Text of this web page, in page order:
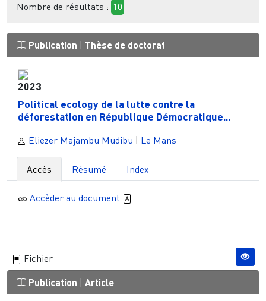
Nombre de résultats : 10
Publication Thèse de doctorat
2023
Political ecology de la lutte contre la
déforestation en République Démocratique...
Eliezer Majambu Mudibu Le Mans
Accès Résumé Index
Accèder au document
Fichier
Publication Article